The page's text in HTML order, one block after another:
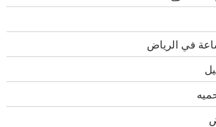
في الرياض